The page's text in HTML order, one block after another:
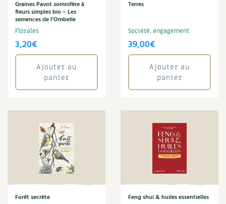
Graines Pavot somnifère à
fleurs simples bio – Les
semences de l’Ombelle
Florales
3,20€
Ajouter au
panier
Terres
Société, engagement
39,00€
Ajouter au
panier
Forêt secrète Feng shui & huiles essentielles